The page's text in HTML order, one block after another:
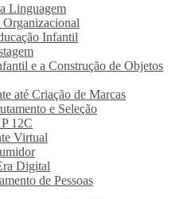
Linguagem
Infantil
e a Construção de Objetos
até Criação de Marcas
e Seleção
12C
Virtual
Digital
de Pessoas